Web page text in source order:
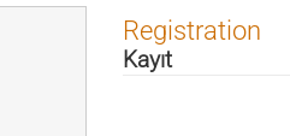
Registration
Kayıt